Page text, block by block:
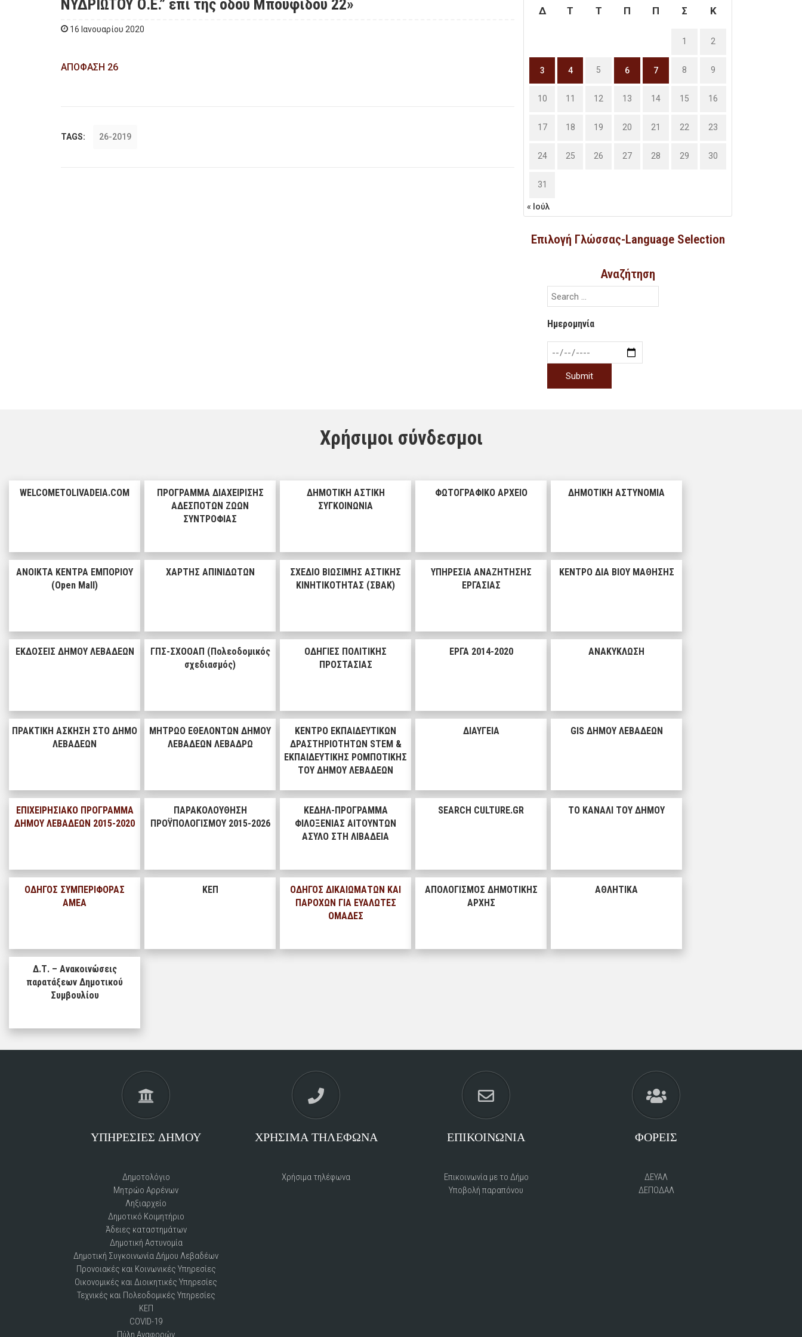
ΝΥΔΡΙΩΤΟΥ Ο.Ε.” επί της οδού Μπουφίδου 22»
16 Ιανουαρίου 2020
ΑΠΟΦΑΣΗ 26
TAGS: 26-2019
Δ Τ Τ Π Π Σ Κ
1 2
3 4 5 6 7 8 9
10 11 12 13 14 15 16
17 18 19 20 21 22 23
24 25 26 27 28 29 30
31
« Ιούλ
Επιλογή Γλώσσας-Language Selection
Αναζήτηση
Ημερομηνία
Χρήσιμοι σύνδεσμοι
WELCOMETOLIVADEIA.COM
ΠΡΟΓΡΑΜΜΑ ΔΙΑΧΕΙΡΙΣΗΣ
ΑΔΕΣΠΟΤΩΝ ΖΩΩΝ
ΣΥΝΤΡΟΦΙΑΣ
ΔΗΜΟΤΙΚΗ ΑΣΤΙΚΗ
ΣΥΓΚΟΙΝΩΝΙΑ
ΦΩΤΟΓΡΑΦΙΚΟ ΑΡΧΕΙΟ ΔΗΜΟΤΙΚΗ ΑΣΤΥΝΟΜΙΑ
ΑΝΟΙΚΤΑ ΚΕΝΤΡΑ ΕΜΠΟΡΙΟΥ
(Open Mall)
ΧΑΡΤΗΣ ΑΠΙΝΙΔΩΤΩΝ
ΣΧΕΔΙΟ ΒΙΩΣΙΜΗΣ ΑΣΤΙΚΗΣ
ΚΙΝΗΤΙΚΟΤΗΤΑΣ (ΣΒΑΚ)
ΥΠΗΡΕΣΙΑ ΑΝΑΖΗΤΗΣΗΣ
ΕΡΓΑΣΙΑΣ
ΚΕΝΤΡΟ ΔΙΑ ΒΙΟΥ ΜΑΘΗΣΗΣ
ΕΚΔΟΣΕΙΣ ΔΗΜΟΥ ΛΕΒΑΔΕΩΝ
ΓΠΣ-ΣΧΟΟΑΠ (Πολεοδομικός
σχεδιασμός)
ΟΔΗΓΙΕΣ ΠΟΛΙΤΙΚΗΣ
ΠΡΟΣΤΑΣΙΑΣ
ΕΡΓΑ 2014-2020 ΑΝΑΚΥΚΛΩΣΗ
ΠΡΑΚΤΙΚΗ ΑΣΚΗΣΗ ΣΤΟ ΔΗΜΟ
ΛΕΒΑΔΕΩΝ
ΜΗΤΡΩΟ ΕΘΕΛΟΝΤΩΝ ΔΗΜΟΥ
ΛΕΒΑΔΕΩΝ ΛΕΒΑΔΡΩ
ΚΕΝΤΡΟ ΕΚΠΑΙΔΕΥΤΙΚΩΝ
ΔΡΑΣΤΗΡΙΟΤΗΤΩΝ STEM &
ΕΚΠΑΙΔΕΥΤΙΚΗΣ ΡΟΜΠΟΤΙΚΗΣ
ΤΟΥ ΔΗΜΟΥ ΛΕΒΑΔΕΩΝ
ΔΙΑΥΓΕΙΑ GIS ΔΗΜΟΥ ΛΕΒΑΔΕΩΝ
ΕΠΙΧΕΙΡΗΣΙΑΚΟ ΠΡΟΓΡΑΜΜΑ
ΔΗΜΟΥ ΛΕΒΑΔΕΩΝ 2015-2020
ΠΑΡΑΚΟΛΟΥΘΗΣΗ
ΠΡΟΫΠΟΛΟΓΙΣΜΟΥ 2015-2026
ΚΕΔΗΛ-ΠΡΟΓΡΑΜΜΑ
ΦΙΛΟΞΕΝΙΑΣ ΑΙΤΟΥΝΤΩΝ
ΑΣΥΛΟ ΣΤΗ ΛΙΒΑΔΕΙΑ
SEARCH CULTURE.GR ΤΟ ΚΑΝΑΛΙ ΤΟΥ ΔΗΜΟΥ
ΟΔΗΓΟΣ ΣΥΜΠΕΡΙΦΟΡΑΣ
ΑΜΕΑ
ΚΕΠ
ΟΔΗΓΟΣ ΔΙΚΑΙΩΜΑΤΩΝ ΚΑΙ
ΠΑΡΟΧΩΝ ΓΙΑ ΕΥΑΛΩΤΕΣ
ΟΜΑΔΕΣ
ΑΠΟΛΟΓΙΣΜΟΣ ΔΗΜΟΤΙΚΗΣ
ΑΡΧΗΣ
ΑΘΛΗΤΙΚΑ
Δ.Τ. – Ανακοινώσεις
παρατάξεων Δημοτικού
Συμβουλίου
ΥΠΗΡΕΣΙΕΣ ΔΗΜΟΥ
Δημοτολόγιο
Μητρώο Αρρένων
Ληξιαρχείο
Δημοτικό Kοιμητήριο
Άδειες καταστημάτων
Δημοτική Αστυνομία
Δημοτική Συγκοινωνία Δήμου Λεβαδέων
Προνοιακές και Κοινωνικές Υπηρεσίες
Οικονομικές και Διοικητικές Υπηρεσίες
Τεχνικές και Πολεοδομικές Υπηρεσίες
ΚΕΠ
COVID-19
Πύλη Αναφορών
ΧΡΗΣΙΜΑ ΤΗΛΕΦΩΝΑ
Χρήσιμα τηλέφωνα
ΕΠΙΚΟΙΝΩΝΙΑ
Επικοινωνία με το Δήμο
Υποβολή παραπόνου
ΦΟΡΕΙΣ
ΔΕΥΑΛ
ΔΕΠΟΔΑΛ